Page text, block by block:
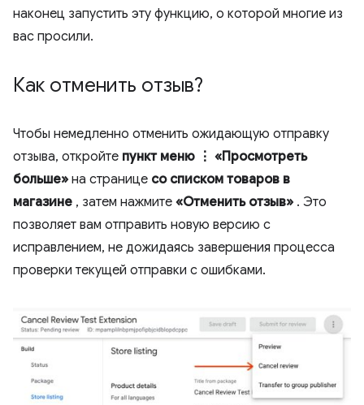
наконец запустить эту функцию, о которой многие из
вас просили.
Как отменить отзыв?
Чтобы немедленно отменить ожидающую отправку
отзыва, откройте пункт меню ⋮ «Просмотреть
больше» на странице со списком товаров в
магазине , затем нажмите «Отменить отзыв» . Это
позволяет вам отправить новую версию с
исправлением, не дожидаясь завершения процесса
проверки текущей отправки с ошибками.